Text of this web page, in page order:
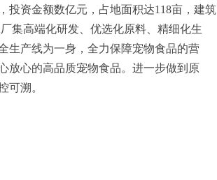
投资金额数亿元，占地面积达118亩，建筑
集高端化研发、优选化原料、精细化生
生产线为一身，全力保障宠物食品的营
放心的高品质宠物食品。进一步做到原
可溯。